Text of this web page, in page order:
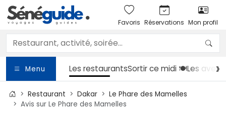
Favoris Réservations Mon profil
Menu Les restaurantsSortirce midi 🍽️Les
Restaurant Dakar
Le Phare des Mamelles
Avis sur Le Phare des Mamelles